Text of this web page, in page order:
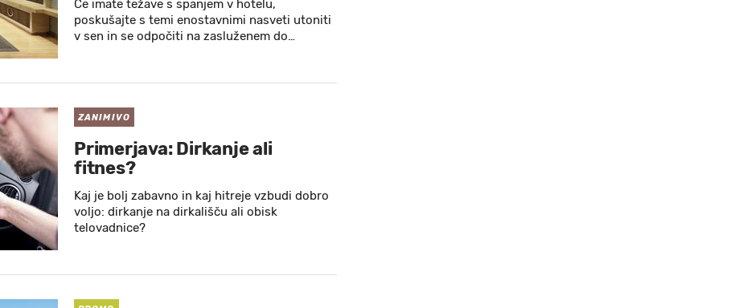
Če imate težave s spanjem v hotelu,
poskušajte s temi enostavnimi nasveti utoniti
v sen in se odpočiti na zasluženem do…
ZANIMIVO
Primerjava: Dirkanje ali
fitnes?
Kaj je bolj zabavno in kaj hitreje vzbudi dobro
voljo: dirkanje na dirkališču ali obisk
telovadnice?